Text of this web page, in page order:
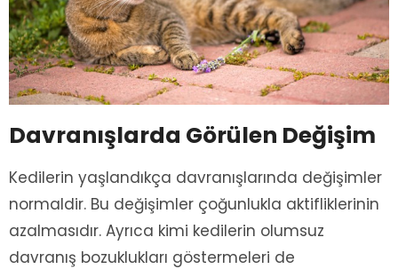
Davranışlarda Görülen Değişim
Kedilerin yaşlandıkça davranışlarında değişimler
normaldir. Bu değişimler çoğunlukla aktifliklerinin
azalmasıdır. Ayrıca kimi kedilerin olumsuz
davranış bozuklukları göstermeleri de